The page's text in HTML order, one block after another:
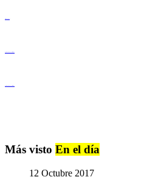
Más visto En el día
12 Octubre 2017